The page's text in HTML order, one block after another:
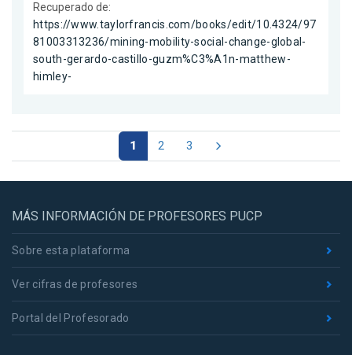
Recuperado de:
https://www.taylorfrancis.com/books/edit/10.4324/97
81003313236/mining-mobility-social-change-global-
south-gerardo-castillo-guzm%C3%A1n-matthew-
himley-
1 2 3
MÁS INFORMACIÓN DE PROFESORES PUCP
Sobre esta plataforma
Ver cifras de profesores
Portal del Profesorado